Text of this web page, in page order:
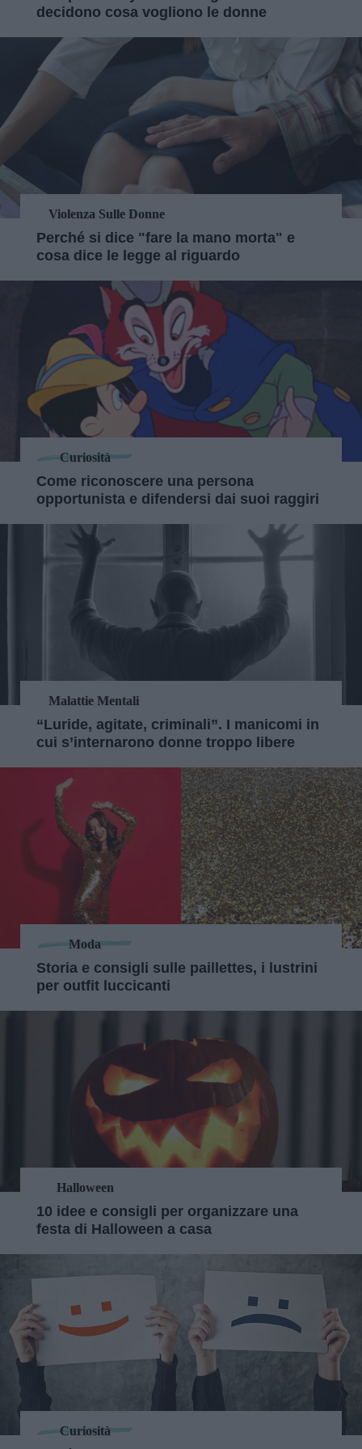
decidono cosa vogliono le donne
Violenza Sulle Donne
Perché si dice "fare la mano morta" e
cosa dice le legge al riguardo
Curiosità
Come riconoscere una persona
opportunista e difendersi dai suoi raggiri
Malattie Mentali
“Luride, agitate, criminali”. I manicomi in
cui s’internarono donne troppo libere
Moda
Storia e consigli sulle paillettes, i lustrini
per outfit luccicanti
Halloween
10 idee e consigli per organizzare una
festa di Halloween a casa
Curiosità